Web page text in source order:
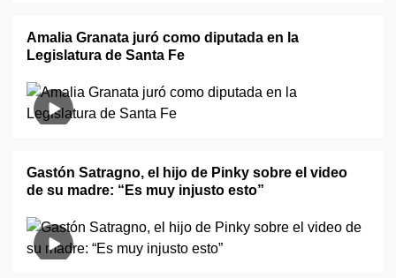
Amalia Granata juró como diputada en la
Legislatura de Santa Fe
Gastón Satragno, el hijo de Pinky sobre el video
de su madre: “Es muy injusto esto”